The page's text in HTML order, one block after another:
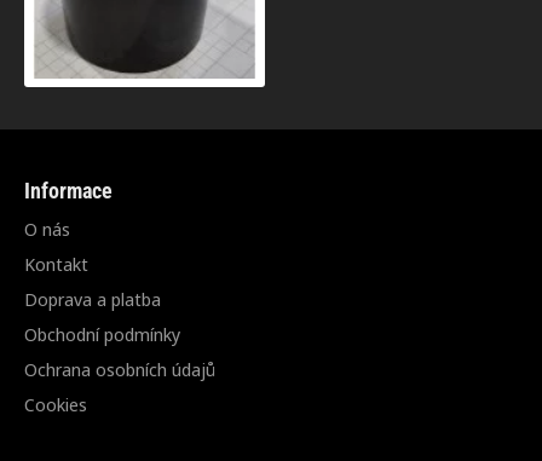
Informace
O nás
Kontakt
Doprava a platba
Obchodní podmínky
Ochrana osobních údajů
Cookies